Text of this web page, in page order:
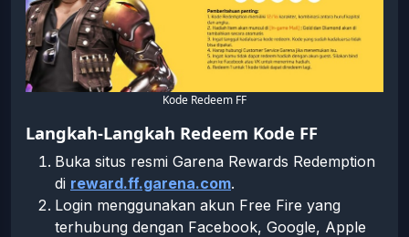
Kode Redeem FF
Langkah-Langkah Redeem Kode FF
Buka situs resmi Garena Rewards Redemption
di reward.ff.garena.com.
Login menggunakan akun Free Fire yang
terhubung dengan Facebook, Google, Apple